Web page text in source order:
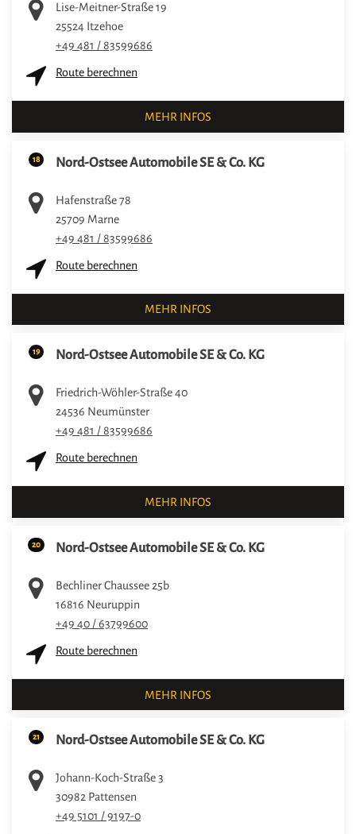
Lise-Meitner-Straße 19
25524 Itzehoe
+49 481 / 83599686
Route berechnen
MEHR INFOS
18 Nord-Ostsee Automobile SE & Co. KG
Hafenstraße 78
25709 Marne
+49 481 / 83599686
Route berechnen
MEHR INFOS
19 Nord-Ostsee Automobile SE & Co. KG
Friedrich-Wöhler-Straße 40
24536 Neumünster
+49 481 / 83599686
Route berechnen
MEHR INFOS
20 Nord-Ostsee Automobile SE & Co. KG
Bechliner Chaussee 25b
16816 Neuruppin
+49 40 / 63799600
Route berechnen
MEHR INFOS
21 Nord-Ostsee Automobile SE & Co. KG
Johann-Koch-Straße 3
30982 Pattensen
+49 5101 / 9197-0